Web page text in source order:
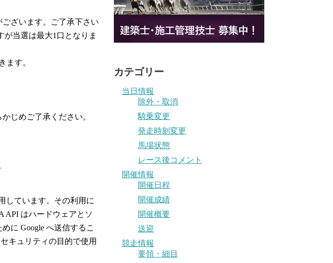
ざいます。ご了承下さい
が当選は最大1口となりま
ます。
じめご了承ください。
しています。その利用に
API はハードウェアとソ
に Google へ送信するこ
キュリティの目的で使用
カテゴリー
当日情報
除外・取消
騎乗変更
発走時刻変更
馬場状態
レース後コメント
開催情報
開催日程
開催成績
開催概要
送迎
競走情報
要領・細目